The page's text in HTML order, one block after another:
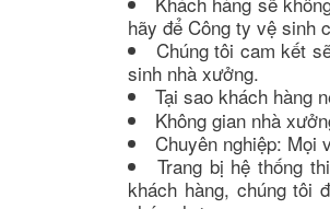
hãy để Công ty vệ sinh
Chúng tôi cam kết
sinh nhà xưởng.
Tại sao khách hàng
Không gian nhà
Chuyên nghiệp: Mọi
Trang bị hệ thống
khách hàng, chúng tôi